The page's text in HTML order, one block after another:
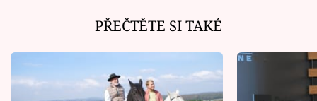
PŘEČTĚTE SI TAKÉ